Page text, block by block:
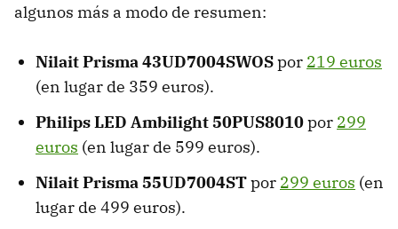
algunos más a modo de resumen:
Nilait Prisma 43UD7004SWOSpor 219 euros
(en lugar de 359 euros).
Philips LED Ambilight 50PUS8010por 299
euros (en lugar de 599 euros).
Nilait Prisma 55UD7004STpor 299 euros (en
lugar de 499 euros).